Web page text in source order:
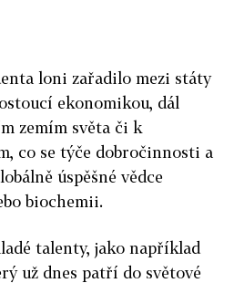
loni zařadilo mezi státy
ekonomikou, dál
zemím světa či k
co se týče dobročinnosti a
úspěšné vědce
biochemii.
talenty, jako například
už dnes patří do světové